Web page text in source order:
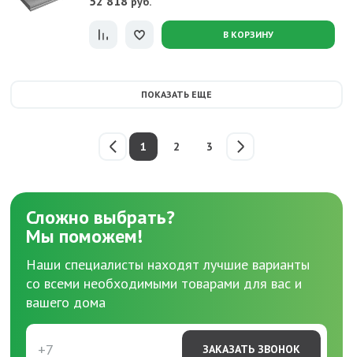
В КОРЗИНУ
ПОКАЗАТЬ ЕЩЕ
1 2 3
Сложно выбрать?
Мы поможем!
Наши специалисты находят лучшие варианты
со всеми необходимыми товарами для вас и
вашего дома
ЗАКАЗАТЬ ЗВОНОК